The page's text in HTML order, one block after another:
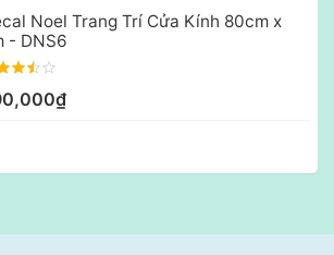
Noel Trang Trí Cửa Kính 80cm x
- DNS6